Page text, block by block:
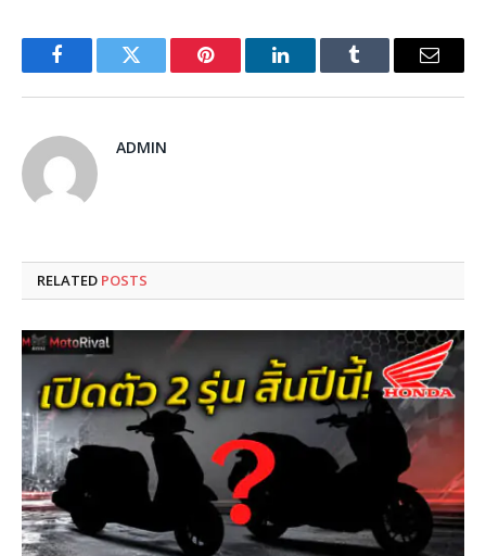
FacebookTwitter Pinterest LinkedInTumblr Email
ADMIN
RELATED POSTS